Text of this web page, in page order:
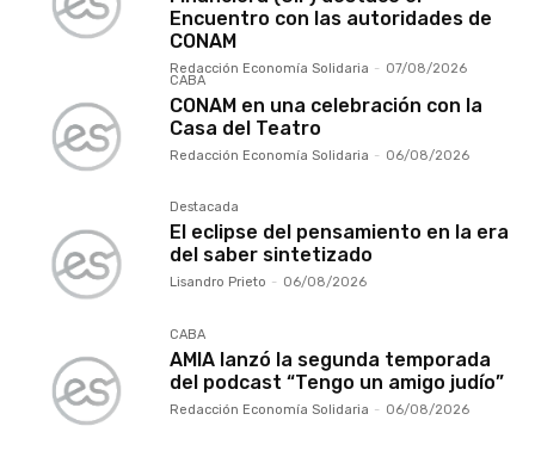
Encuentro con las autoridades de
CONAM
Redacción Economía Solidaria - 07/08/2026
CABA
CONAM en una celebración con la
Casa del Teatro
Redacción Economía Solidaria - 06/08/2026
Destacada
El eclipse del pensamiento en la era
del saber sintetizado
Lisandro Prieto - 06/08/2026
CABA
AMIA lanzó la segunda temporada
del podcast “Tengo un amigo judío”
Redacción Economía Solidaria - 06/08/2026